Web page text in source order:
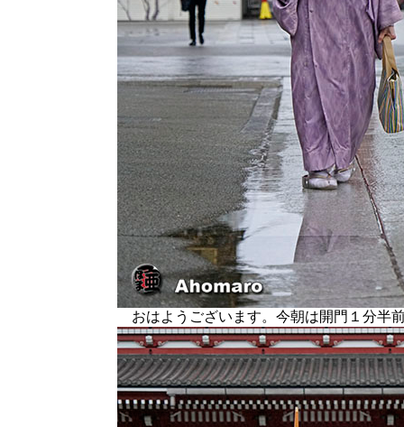
おはようございます。今朝は開門１分半